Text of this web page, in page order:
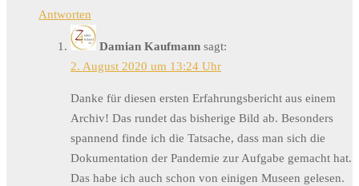
Antworten
Damian Kaufmann sagt:
2. August 2020 um 13:24 Uhr
Danke für diesen ersten Erfahrungsbericht aus einem
Archiv! Das rundet das bisherige Bild ab. Besonders
spannend finde ich die Tatsache, dass man sich die
Dokumentation der Pandemie zur Aufgabe gemacht hat.
Das habe ich auch schon von einigen Museen gelesen.